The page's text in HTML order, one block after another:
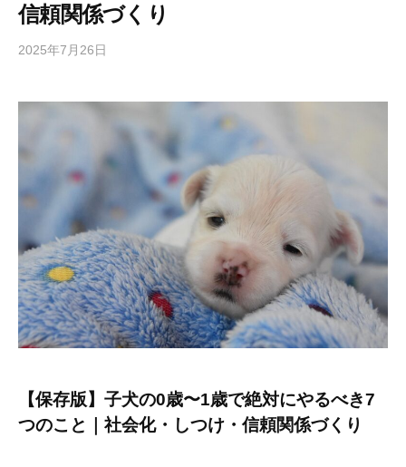
信頼関係づくり
2025年7月26日
R
【保存版】子犬の0歳〜1歳で絶対にやるべき7
つのこと｜社会化・しつけ・信頼関係づくり